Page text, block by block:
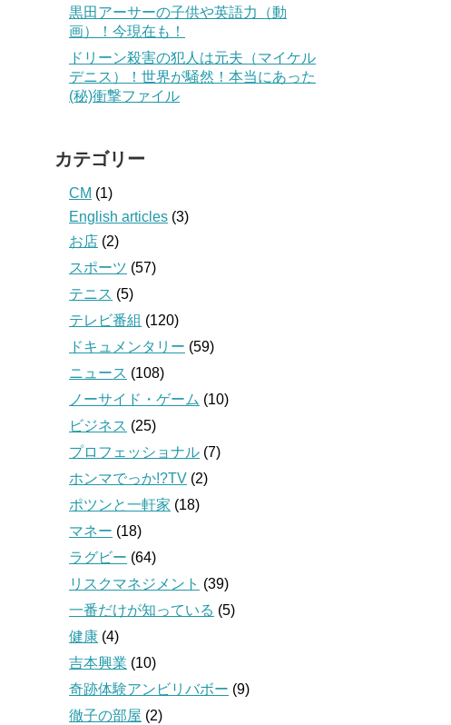
黒田アーサーの子供や英語力（動
画）！今現在も！
ドリーン殺害の犯人は元夫（マイケル
デニス）！世界が騒然！本当にあった
(秘)衝撃ファイル
カテゴリー
CM (1)
English articles (3)
お店 (2)
スポーツ (57)
テニス (5)
テレビ番組 (120)
ドキュメンタリー (59)
ニュース (108)
ノーサイド・ゲーム (10)
ビジネス (25)
プロフェッショナル (7)
ホンマでっか!?TV (2)
ポツンと一軒家 (18)
マネー (18)
ラグビー (64)
リスクマネジメント (39)
一番だけが知っている (5)
健康 (4)
吉本興業 (10)
奇跡体験アンビリバボー (9)
徹子の部屋 (2)